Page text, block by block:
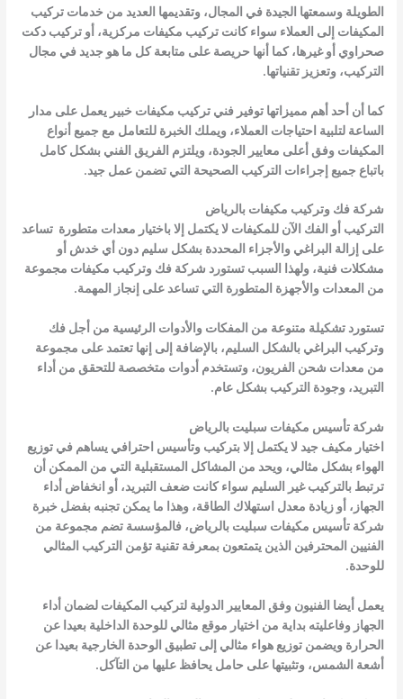
الطويلة وسمعتها الجيدة في المجال، وتقديمها العديد من خدمات تركيب
المكيفات إلى العملاء سواء كانت تركيب مكيفات مركزية، أو تركيب دكت
صحراوي أو غيرها، كما أنها حريصة على متابعة كل ما هو جديد في مجال
التركيب، وتعزيز تقنياتها.
كما أن أحد أهم مميزاتها توفير فني تركيب مكيفات خبير يعمل على مدار
الساعة لتلبية احتياجات العملاء، ويملك الخبرة للتعامل مع جميع أنواع
المكيفات وفق أعلى معايير الجودة، ويلتزم الفريق الفني بشكل كامل
باتباع جميع إجراءات التركيب الصحيحة التي تضمن عمل جيد.
شركة فك وتركيب مكيفات بالرياض
التركيب أو الفك الآن للمكيفات لا يكتمل إلا باختيار معدات متطورة تساعد
على إزالة البراغي والأجزاء المحددة بشكل سليم دون أي خدش أو
مشكلات فنية، ولهذا السبب تستورد شركة فك وتركيب مكيفات مجموعة
من المعدات والأجهزة المتطورة التي تساعد على إنجاز المهمة.
تستورد تشكيلة متنوعة من المفكات والأدوات الرئيسية من أجل فك
وتركيب البراغي بالشكل السليم، بالإضافة إلى إنها تعتمد على مجموعة
من معدات شحن الفريون، وتستخدم أدوات متخصصة للتحقق من أداء
التبريد، وجودة التركيب بشكل عام.
شركة تأسيس مكيفات سبليت بالرياض
اختيار مكيف جيد لا يكتمل إلا بتركيب وتأسيس احترافي يساهم في توزيع
الهواء بشكل مثالي، ويحد من المشاكل المستقبلية التي من الممكن أن
ترتبط بالتركيب غير السليم سواء كانت ضعف التبريد، أو انخفاض أداء
الجهاز، أو زيادة معدل استهلاك الطاقة، وهذا ما يمكن تجنبه بفضل خبرة
شركة تأسيس مكيفات سبليت بالرياض، فالمؤسسة تضم مجموعة من
الفنيين المحترفين الذين يتمتعون بمعرفة تقنية تؤمن التركيب المثالي
للوحدة.
يعمل أيضا الفنيون وفق المعايير الدولية لتركيب المكيفات لضمان أداء
الجهاز وفاعليته بداية من اختيار موقع مثالي للوحدة الداخلية بعيدا عن
الحرارة ويضمن توزيع هواء مثالي إلى تطبيق الوحدة الخارجية بعيدا عن
أشعة الشمس، وتثبيتها على حامل يحافظ عليها من التآكل.